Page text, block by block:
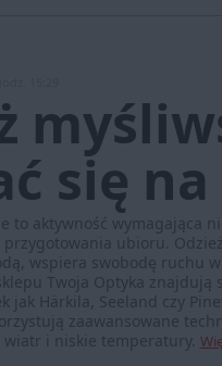
się
to aktywność wymagająca
przygotowania ubioru.
wspiera swobodę ruchu
Twoja Optyka
jak Härkila, Seeland czy
zaawansowane
i niskie temperatury.